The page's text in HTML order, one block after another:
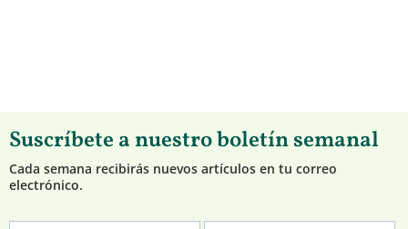
Suscríbete a nuestro boletín semanal
Cada semana recibirás nuevos artículos en tu correo
electrónico.